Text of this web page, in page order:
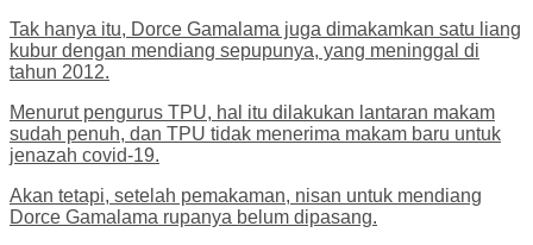
Tak hanya itu, Dorce Gamalama juga dimakamkan satu liang
kubur dengan mendiang sepupunya, yang meninggal di
tahun 2012.
Menurut pengurus TPU, hal itu dilakukan lantaran makam
sudah penuh, dan TPU tidak menerima makam baru untuk
jenazah covid-19.
Akan tetapi, setelah pemakaman, nisan untuk mendiang
Dorce Gamalama rupanya belum dipasang.